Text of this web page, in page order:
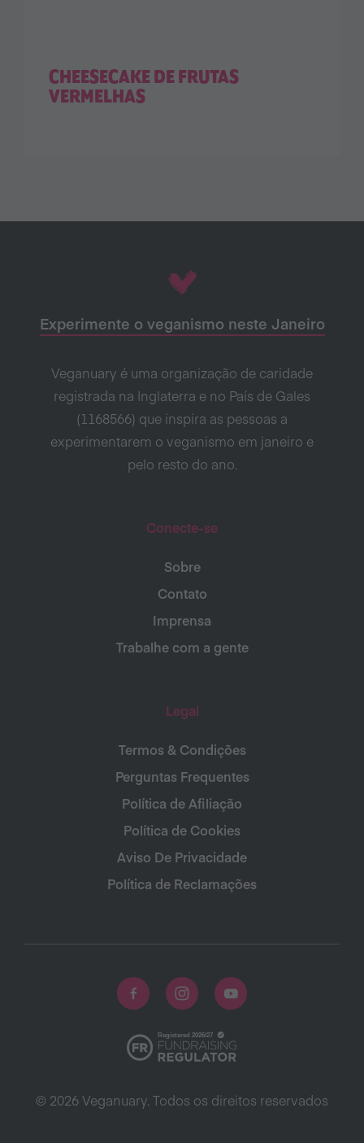
CHEESECAKE DE FRUTAS
VERMELHAS
Experimente o veganismo neste Janeiro
Veganuary é uma organização de caridade
registrada na Inglaterra e no País de Gales
(1168566) que inspira as pessoas a
experimentarem o veganismo em janeiro e
pelo resto do ano.
Conecte-se
Sobre
Contato
Imprensa
Trabalhe com a gente
Legal
Termos & Condições
Perguntas Frequentes
Política de Afiliação
Política de Cookies
Aviso De Privacidade
Política de Reclamações
© 2026 Veganuary. Todos os direitos reservados